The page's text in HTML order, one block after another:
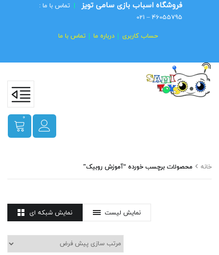
فروشگاه اسباب بازی سامی تویز | تماس با ما :
46055795 – 021
حساب کاربری درباره ما تماس با ما
0
خانه محصولات برچسب خورده “آموزش روبیک”
نمایش شبکه ای نمایش لیست